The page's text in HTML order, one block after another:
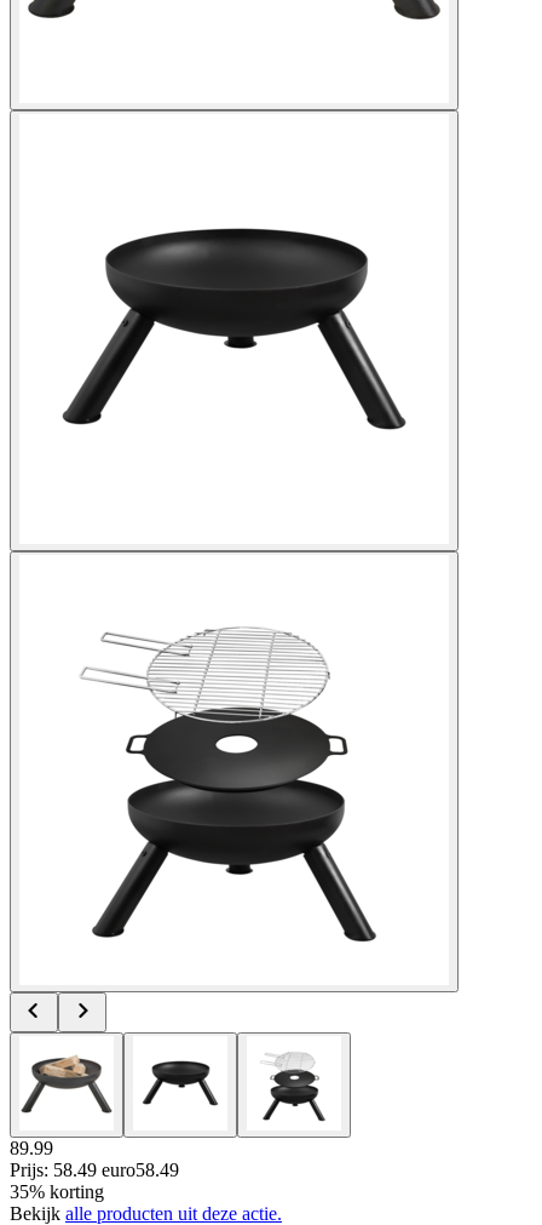
89.99
Prijs: 58.49 euro58.49
35% korting
Bekijk alle producten uit deze actie.